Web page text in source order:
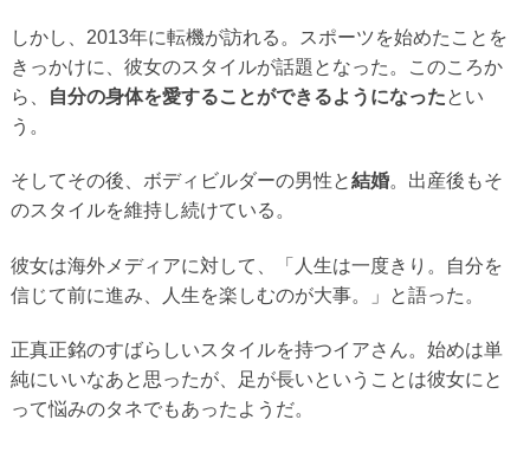
しかし、2013年に転機が訪れる。スポーツを始めたことを
きっかけに、彼女のスタイルが話題となった。このころか
ら、
自分の身体を愛することができるようになったとい
う。
そしてその後、ボディビルダーの男性と結婚。出産後もそ
のスタイルを維持し続けている。
彼女は海外メディアに対して、「人生は一度きり。自分を
信じて前に進み、人生を楽しむのが大事。」と語った。
正真正銘のすばらしいスタイルを持つイアさん。始めは単
純にいいなあと思ったが、足が長いということは彼女にと
って悩みのタネでもあったようだ。